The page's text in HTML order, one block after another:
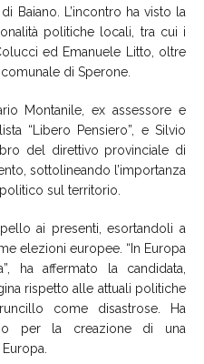
Baiano. L’incontro ha visto la
politiche locali, tra cui i
ed Emanuele Litto, oltre
di Sperone.
Montanile, ex assessore e
“Libero Pensiero”, e Silvio
del direttivo provinciale di
sottolineando l’importanza
sul territorio.
ai presenti, esortandoli a
elezioni europee. “In Europa
ha affermato la candidata,
rispetto alle attuali politiche
come disastrose. Ha
per la creazione di una